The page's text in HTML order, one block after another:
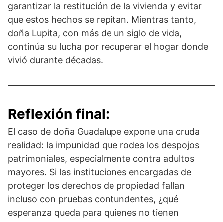
garantizar la restitución de la vivienda y evitar
que estos hechos se repitan. Mientras tanto,
doña Lupita, con más de un siglo de vida,
continúa su lucha por recuperar el hogar donde
vivió durante décadas.
Reflexión final:
El caso de doña Guadalupe expone una cruda
realidad: la impunidad que rodea los despojos
patrimoniales, especialmente contra adultos
mayores. Si las instituciones encargadas de
proteger los derechos de propiedad fallan
incluso con pruebas contundentes, ¿qué
esperanza queda para quienes no tienen